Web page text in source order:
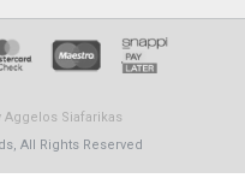
Aggelos Siafarikas
All Rights Reserved